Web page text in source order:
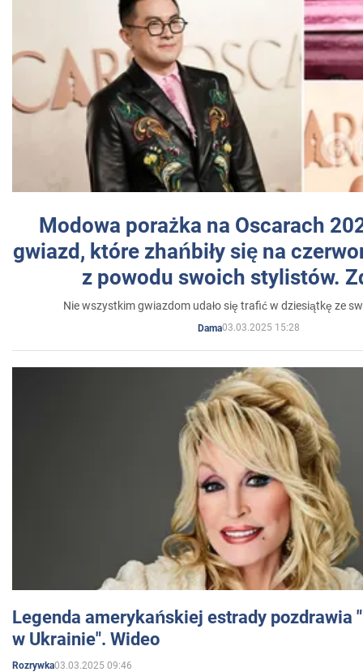
Modowa porażka na Oscarach
gwiazd, które zhańbiły się na
z powodu swoich stylistów.
Nie wszystkim gwiazdom udało się trafić w dziesiątkę ze
Dama03.03.2025 15:28
Legenda amerykańskiej estrady pozdrawia
w Ukrainie". Wideo
Rozrywka03.03.2025 09:46